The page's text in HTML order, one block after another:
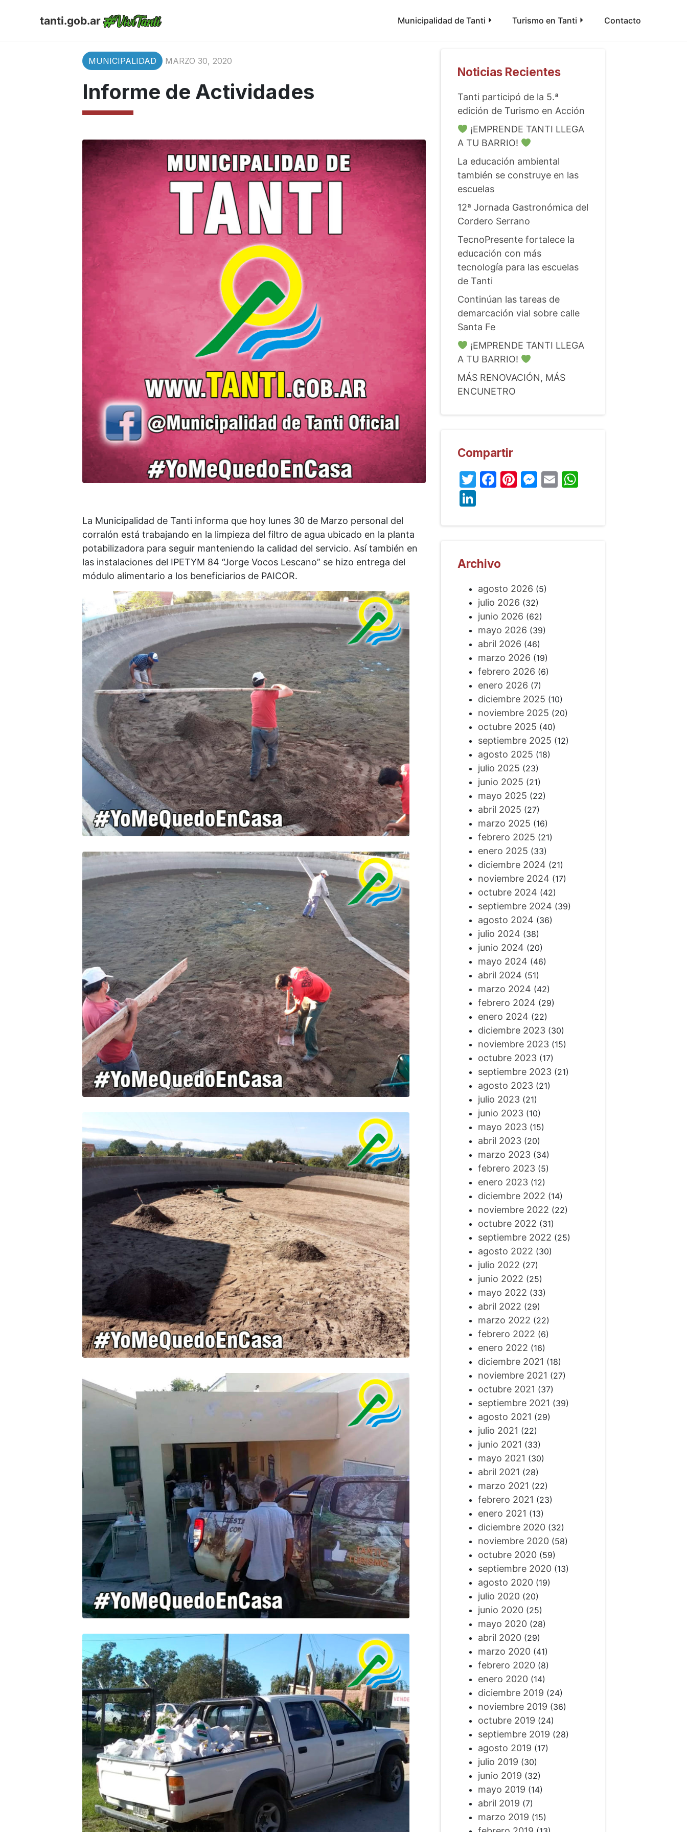
tanti.gob.ar Municipalidad de Tanti Turismo en Tanti Contacto
MUNICIPALIDAD MARZO 30, 2020
Informe de Actividades
La Municipalidad de Tanti informa que hoy lunes 30 de Marzo personal del
corralón está trabajando en la limpieza del filtro de agua ubicado en la planta
potabilizadora para seguir manteniendo la calidad del servicio. Así también en
las instalaciones del IPETYM 84 “Jorge Vocos Lescano” se hizo entrega del
módulo alimentario a los beneficiarios de PAICOR.
Noticias Recientes
Tanti participó de la 5.ª
edición de Turismo en Acción
¡EMPRENDE TANTI LLEGA
A TU BARRIO!
La educación ambiental
también se construye en las
escuelas
12ª Jornada Gastronómica del
Cordero Serrano
TecnoPresente fortalece la
educación con más
tecnología para las escuelas
de Tanti
Continúan las tareas de
demarcación vial sobre calle
Santa Fe
¡EMPRENDE TANTI LLEGA
A TU BARRIO!
MÁS RENOVACIÓN, MÁS
ENCUNETRO
Compartir
Twitter
Facebook
Pinterest
Messenger
EmailWhatsApp
LinkedIn
Archivo
agosto 2026 (5)
julio 2026 (32)
junio 2026 (62)
mayo 2026 (39)
abril 2026 (46)
marzo 2026 (19)
febrero 2026 (6)
enero 2026 (7)
diciembre 2025 (10)
noviembre 2025 (20)
octubre 2025 (40)
septiembre 2025 (12)
agosto 2025 (18)
julio 2025 (23)
junio 2025 (21)
mayo 2025 (22)
abril 2025 (27)
marzo 2025 (16)
febrero 2025 (21)
enero 2025 (33)
diciembre 2024 (21)
noviembre 2024 (17)
octubre 2024 (42)
septiembre 2024 (39)
agosto 2024 (36)
julio 2024 (38)
junio 2024 (20)
mayo 2024 (46)
abril 2024 (51)
marzo 2024 (42)
febrero 2024 (29)
enero 2024 (22)
diciembre 2023(30)
noviembre 2023(15)
octubre 2023(17)
septiembre 2023(21)
agosto 2023(21)
julio 2023(21)
junio 2023(10)
mayo 2023(15)
abril 2023(20)
marzo 2023(34)
febrero 2023(5)
enero 2023(12)
diciembre 2022 (14)
noviembre 2022 (22)
octubre 2022 (31)
septiembre 2022 (25)
agosto 2022 (30)
julio 2022 (27)
junio 2022 (25)
mayo 2022 (33)
abril 2022 (29)
marzo 2022 (22)
febrero 2022 (6)
enero 2022 (16)
diciembre 2021 (18)
noviembre 2021 (27)
octubre 2021 (37)
septiembre 2021 (39)
agosto 2021 (29)
julio 2021 (22)
junio 2021 (33)
mayo 2021 (30)
abril 2021 (28)
marzo 2021 (22)
febrero 2021 (23)
enero 2021 (13)
diciembre 2020(32)
noviembre 2020(58)
octubre 2020(59)
septiembre 2020(13)
agosto 2020(19)
julio 2020(20)
junio 2020(25)
mayo 2020(28)
abril 2020(29)
marzo 2020(41)
febrero 2020(8)
enero 2020(14)
diciembre 2019 (24)
noviembre 2019 (36)
octubre 2019 (24)
septiembre 2019 (28)
agosto 2019 (17)
julio 2019 (30)
junio 2019 (32)
mayo 2019 (14)
abril 2019 (7)
marzo 2019 (15)